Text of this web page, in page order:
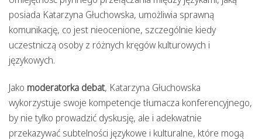
posiada Katarzyna Głuchowska, umożliwia sprawną
komunikację, co jest nieocenione, szczególnie kiedy
uczestniczą osoby z różnych kręgów kulturowych i
językowych.
Jako moderatorka debat, Katarzyna Głuchowska
wykorzystuje swoje kompetencje tłumacza konferencyjnego,
by nie tylko prowadzić dyskusję, ale i adekwatnie
przekazywać subtelności językowe i kulturalne, które mogą